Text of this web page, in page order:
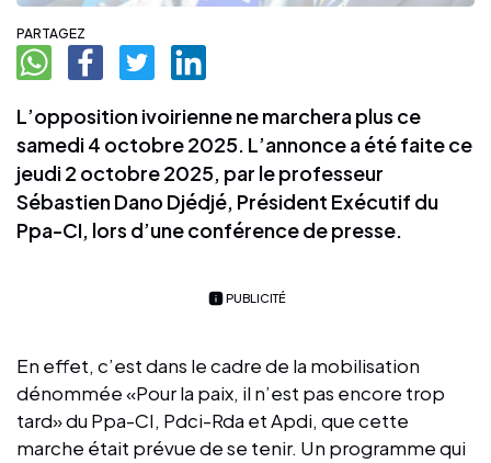
PARTAGEZ
L’opposition ivoirienne ne marchera plus ce
samedi 4 octobre 2025. L’annonce a été faite ce
jeudi 2 octobre 2025, par le professeur
Sébastien Dano Djédjé, Président Exécutif du
Ppa-CI, lors d’une conférence de presse.
PUBLICITÉ
En effet, c’est dans le cadre de la mobilisation
dénommée «Pour la paix, il n’est pas encore trop
tard» du Ppa-CI, Pdci-Rda et Apdi, que cette
marche était prévue de se tenir. Un programme qui